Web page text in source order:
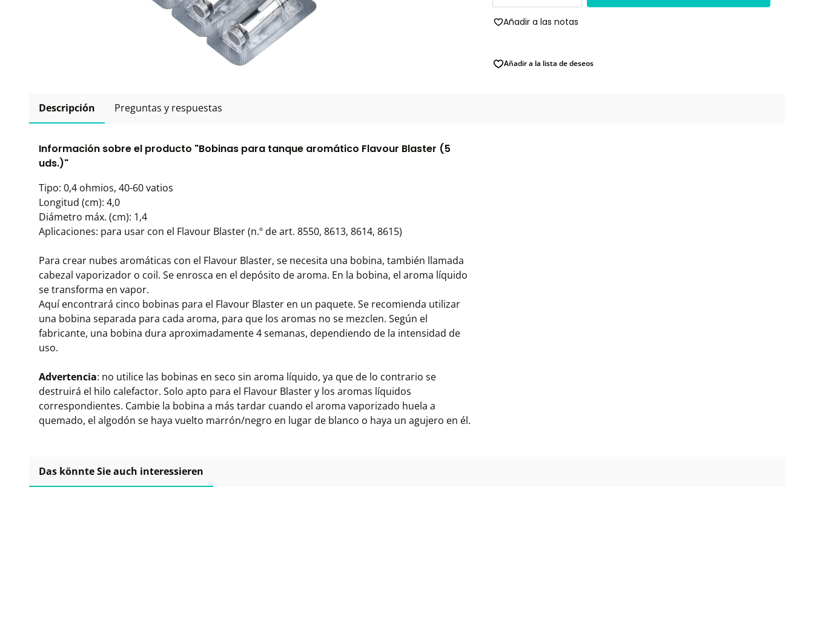
Añadir a las notas
Añadir a la lista de deseos
Descripción Preguntas y respuestas
Información sobre el producto "Bobinas para tanque aromático Flavour Blaster (5
uds.)"
Tipo: 0,4 ohmios, 40-60 vatios
Longitud (cm): 4,0
Diámetro máx. (cm): 1,4
Aplicaciones: para usar con el Flavour Blaster (n.º de art. 8550, 8613, 8614, 8615)
Para crear nubes aromáticas con el Flavour Blaster, se necesita una bobina, también llamada
cabezal vaporizador o coil. Se enrosca en el depósito de aroma. En la bobina, el aroma líquido
se transforma en vapor.
Aquí encontrará cinco bobinas para el Flavour Blaster en un paquete. Se recomienda utilizar
una bobina separada para cada aroma, para que los aromas no se mezclen. Según el
fabricante, una bobina dura aproximadamente 4 semanas, dependiendo de la intensidad de
uso.
Advertencia: no utilice las bobinas en seco sin aroma líquido, ya que de lo contrario se
destruirá el hilo calefactor. Solo apto para el Flavour Blaster y los aromas líquidos
correspondientes. Cambie la bobina a más tardar cuando el aroma vaporizado huela a
quemado, el algodón se haya vuelto marrón/negro en lugar de blanco o haya un agujero en él.
Das könnte Sie auch interessieren